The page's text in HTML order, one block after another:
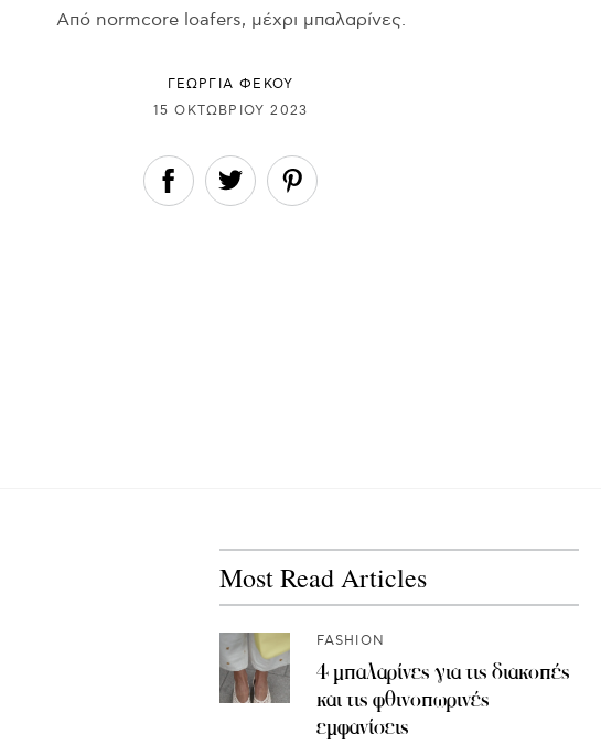
Από normcore loafers, μέχρι μπαλαρίνες.
ΓΕΩΡΓΙΑ ΦΕΚΟΥ
15 ΟΚΤΩΒΡΊΟΥ 2023
Most Read Articles
FASHION
4 μπαλαρίνες για τις διακοπές
και τις φθινοπωρινές
εμφανίσεις